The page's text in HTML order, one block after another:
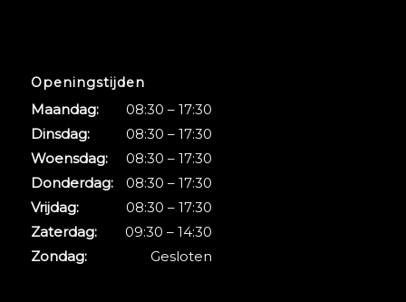
Openingstijden
Maandag:
08:30 – 17:30
Dinsdag:
08:30 – 17:30
Woensdag:
08:30 – 17:30
Donderdag:
08:30 – 17:30
Vrijdag:
08:30 – 17:30
Zaterdag:
09:30 – 14:30
Zondag:
Gesloten